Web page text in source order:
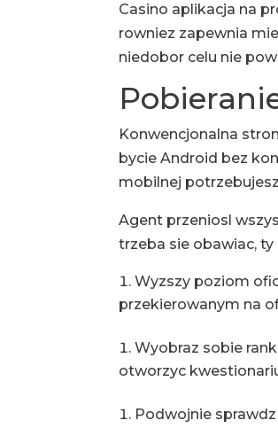
Casino aplikacja na
rowniez zapewnia
niedobor celu nie
Konwencjonalna
bycie Android bez
mobilnej
Agent przeniosl
trzeba sie obawiac,
Wyzszy poziom
przekierowanym na
Wyobraz sobie
otworzyc
Podwojnie